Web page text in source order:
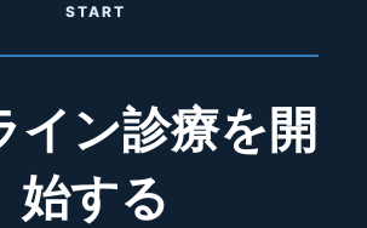
START
イン診療を開
始する